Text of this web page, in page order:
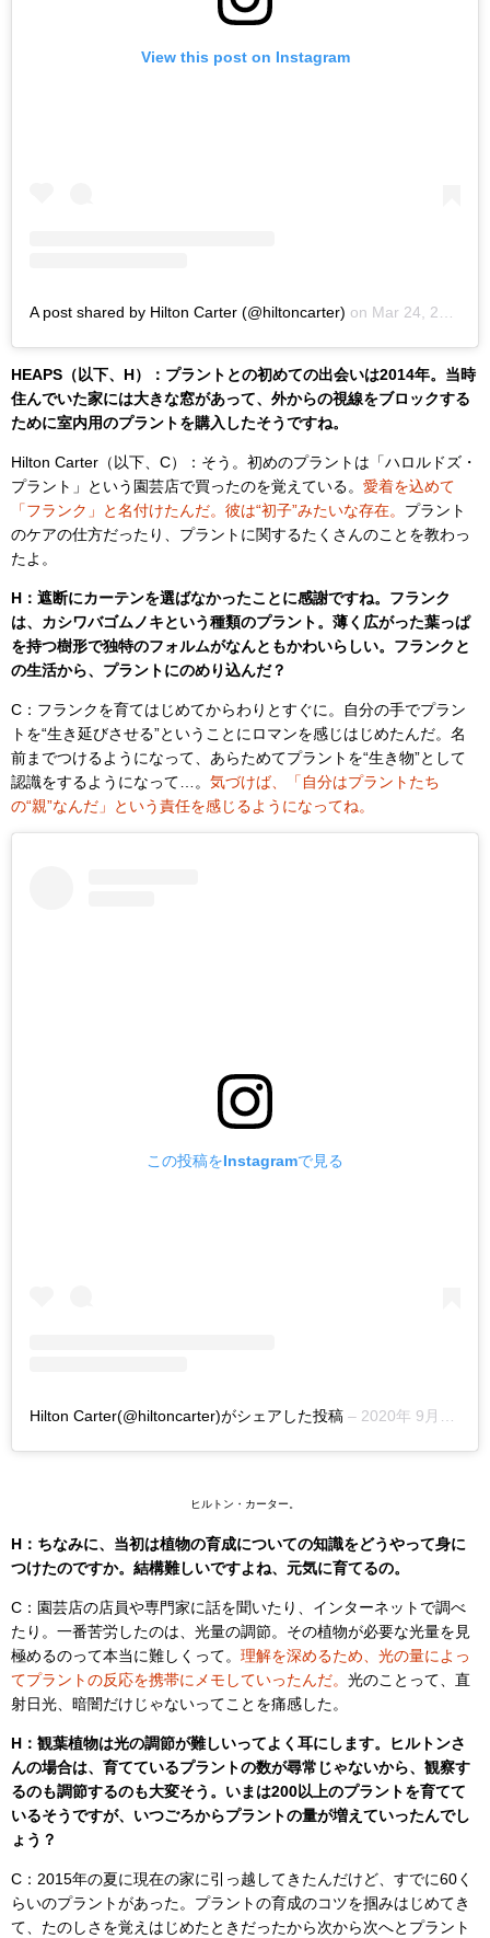
View this post on Instagram
A post shared by Hilton Carter (@hiltoncarter) on Mar 24, 2020 at 5:11am PDT
HEAPS（以下、H）：プラントとの初めての出会いは2014年。当時
住んでいた家には大きな窓があって、外からの視線をブロックする
ために室内用のプラントを購入したそうですね。
Hilton Carter（以下、C）：そう。初めのプラントは「ハロルドズ・
プラント」という園芸店で買ったのを覚えている。 愛着を込めて
「フランク」と名付けたんだ。彼は“初子”みたいな存在。 プラント
のケアの仕方だったり、プラントに関するたくさんのことを教わっ
たよ。
H：遮断にカーテンを選ばなかったことに感謝ですね。フランク
は、カシワバゴムノキという種類のプラント。薄く広がった葉っぱ
を持つ樹形で独特のフォルムがなんともかわいらしい。フランクと
の生活から、プラントにのめり込んだ？
C：フランクを育てはじめてからわりとすぐに。自分の手でプラン
トを“生き延びさせる”ということにロマンを感じはじめたんだ。名
前までつけるようになって、あらためてプラントを“生き物”として
認識をするようになって…。 気づけば、「自分はプラントたち
の“親”なんだ」という責任を感じるようになってね。
この投稿をInstagramで見る
Hilton Carter(@hiltoncarter)がシェアした投稿 – 2020年 9月月11日午前4時51分PDT
ヒルトン・カーター。
H：ちなみに、当初は植物の育成についての知識をどうやって身に
つけたのですか。結構難しいですよね、元気に育てるの。
C：園芸店の店員や専門家に話を聞いたり、インターネットで調べ
たり。一番苦労したのは、光量の調節。その植物が必要な光量を見
極めるのって本当に難しくって。 理解を深めるため、光の量によっ
てプラントの反応を携帯にメモしていったんだ。 光のことって、直
射日光、暗闇だけじゃないってことを痛感した。
H：観葉植物は光の調節が難しいってよく耳にします。ヒルトンさ
んの場合は、育てているプラントの数が尋常じゃないから、観察す
るのも調節するのも大変そう。いまは200以上のプラントを育てて
いるそうですが、いつごろからプラントの量が増えていったんでし
ょう？
C：2015年の夏に現在の家に引っ越してきたんだけど、すでに60く
らいのプラントがあった。プラントの育成のコツを掴みはじめてき
て、たのしさを覚えはじめたときだったから次から次へとプラント